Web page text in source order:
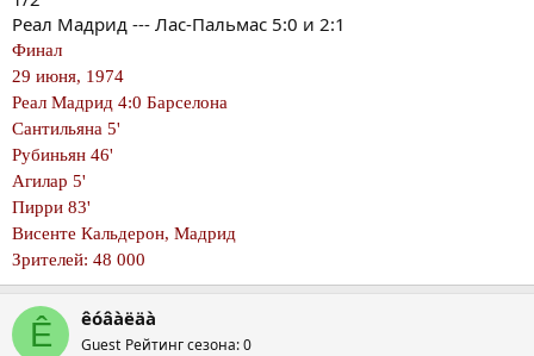
Реал Мадрид --- Лас-Пальмас 5:0 и 2:1
Финал
29 июня, 1974
Реал Мадрид 4:0 Барселона
Сантильяна 5'
Рубиньян 46'
Агилар 5'
Пирри 83'
Висенте Кальдерон, Мадрид
Зрителей: 48 000
Ê êóâàëäà
Guest Рейтинг сезона: 0